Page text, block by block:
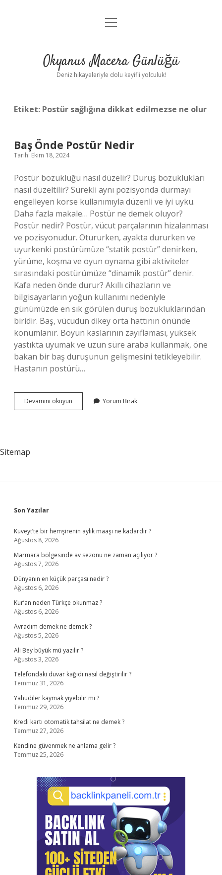
Anasayfa
Yasal Uyarı
menüyü
Okyanus Macera Günlüğü
Deniz hikayeleriyle dolu keyifli yolculuk!
Etiket: Postür sağlığına dikkat edilmezse ne olur
Baş Önde Postür Nedir
Tarih: Ekim 18, 2024
Postür bozukluğu nasıl düzelir? Duruş bozuklukları
nasıl düzeltilir? Sürekli aynı pozisyonda durmayı
engelleyen korse kullanımıyla düzenli ve iyi uyku.
Daha fazla makale… Postür ne demek oluyor?
Postür nedir? Postür, vücut parçalarının hizalanması
ve pozisyonudur. Otururken, ayakta dururken ve
uyurkenki postürümüze “statik postür” denirken,
yürüme, koşma ve oyun oynama gibi aktiviteler
sırasındaki postürümüze “dinamik postür” denir.
Kafa neden önde durur? Akıllı cihazların ve
bilgisayarların yoğun kullanımı nedeniyle
günümüzde en sık görülen duruş bozukluklarından
biridir. Baş, vücudun dikey orta hattının önünde
konumlanır. Boyun kaslarının zayıflaması, yüksek
yastıkta uyumak ve uzun süre araba kullanmak, öne
bakan bir baş duruşunun gelişmesini tetikleyebilir.
Hastanın postürü…
Devamını okuyun
Önde
Yorum Bırak
Sitemap
Sidebar
Son Yazılar
Kuveyt’te bir hemşirenin aylık maaşı ne kadardır ?
Ağustos 8, 2026
Marmara bölgesinde av sezonu ne zaman açılıyor ?
Ağustos 7, 2026
Dünyanın en küçük parçası nedir ?
Ağustos 6, 2026
Kur’an neden Türkçe okunmaz ?
Ağustos 6, 2026
Avradım demek ne demek ?
Ağustos 5, 2026
Ali Bey büyük mü yazılır ?
Ağustos 3, 2026
Telefondaki duvar kağıdı nasıl değiştirilir ?
Temmuz 31, 2026
Yahudiler kaymak yiyebilir mi ?
Temmuz 29, 2026
Kredi kartı otomatik tahsilat ne demek ?
Temmuz 27, 2026
Kendine güvenmek ne anlama gelir ?
Temmuz 25, 2026